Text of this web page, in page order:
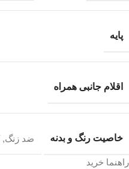
پایه
اقلام جانبی همراه
خاصیت رنگ و بدنه ضد زنگ,
راهنما خرید